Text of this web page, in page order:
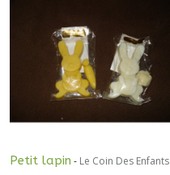
Petit lapin - Le Coin Des Enfants